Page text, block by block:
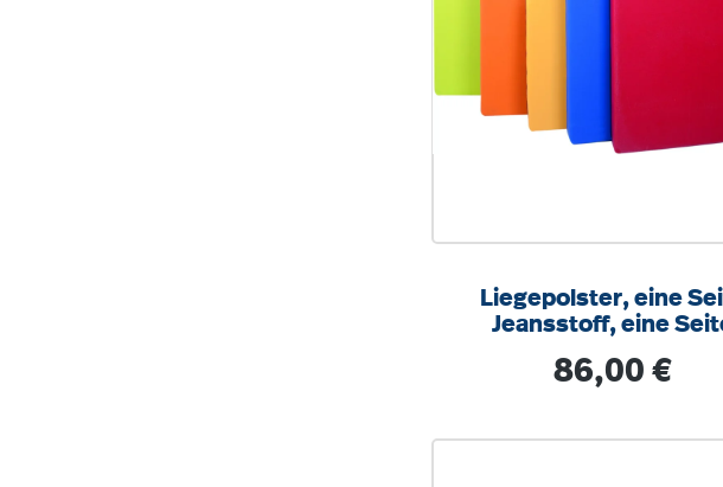
Liegepolster, eine
Jeansstoff, eine
Regulärer Preis:
86,00 €